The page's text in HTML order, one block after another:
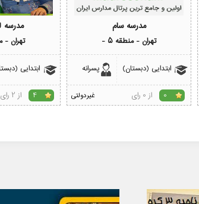
مدرسه سام
تهران - منطقه 5 -
ابتدایی (دبستان) پسرانه
غیردولتی 0 از 0 رای
مدرسه
تهران -
ابتدایی
4 از 2 رای